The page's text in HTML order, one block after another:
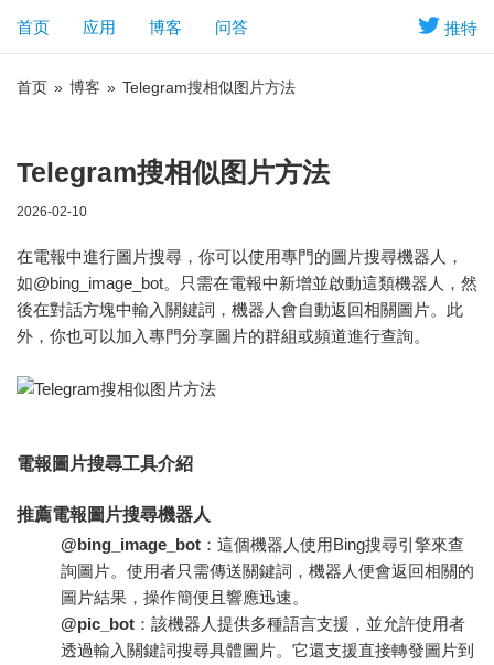
推特
首页 应用 博客 问答
首页 » 博客 » Telegram搜相似图片方法
Telegram搜相似图片方法
2026-02-10
在電報中進行圖片搜尋，你可以使用專門的圖片搜尋機器人，
如@bing_image_bot。只需在電報中新增並啟動這類機器人，然
後在對話方塊中輸入關鍵詞，機器人會自動返回相關圖片。此
外，你也可以加入專門分享圖片的群組或頻道進行查詢。
電報圖片搜尋工具介紹
推薦電報圖片搜尋機器人
@bing_image_bot ：這個機器人使用Bing搜尋引擎來查
詢圖片。使用者只需傳送關鍵詞，機器人便會返回相關的
圖片結果，操作簡便且響應迅速。
@pic_bot ：該機器人提供多種語言支援，並允許使用者
透過輸入關鍵詞搜尋具體圖片。它還支援直接轉發圖片到